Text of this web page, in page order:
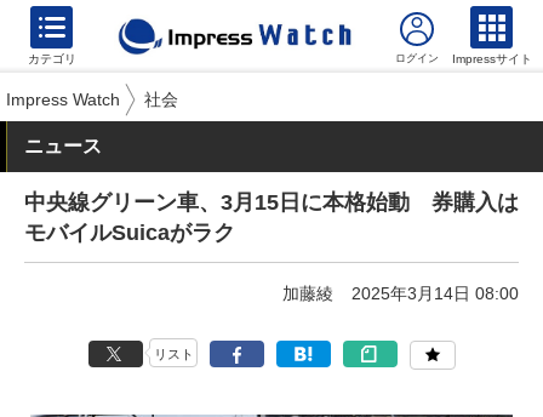
カテゴリ Impressサイト
Impress Watch 社会
ニュース
中央線グリーン車、3月15日に本格始動 券購入は
モバイルSuicaがラク
加藤綾 2025年3月14日 08:00
リスト